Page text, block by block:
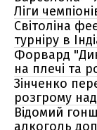
Ліги
Світоліна
турніру в
Форвард
на плечі та
Зінченко
розгрому
Відомий
алкоголь